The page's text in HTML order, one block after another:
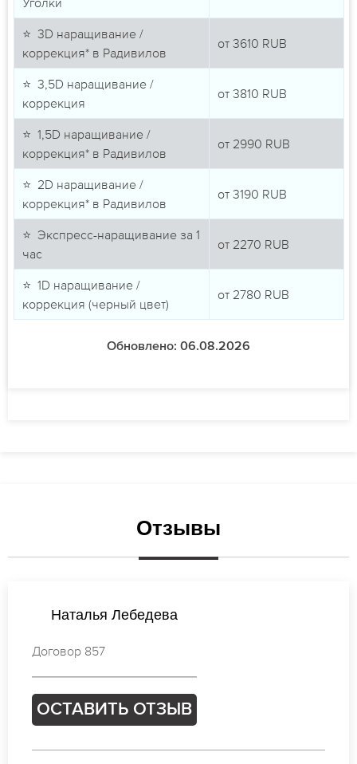
⭐ 3D наращивание /
коррекция* в Радивилов
от 3610 RUB
⭐ 3,5D наращивание /
коррекция
от 3810 RUB
⭐ 1,5D наращивание /
коррекция* в Радивилов
от 2990 RUB
⭐ 2D наращивание /
коррекция* в Радивилов
от 3190 RUB
⭐ Экспресс-наращивание за 1
час
от 2270 RUB
⭐ 1D наращивание /
коррекция (черный цвет)
от 2780 RUB
Обновлено: 06.08.2026
Отзывы
Ксения Михайлова
Договор 742
ОСТАВИТЬ ОТЗЫВ